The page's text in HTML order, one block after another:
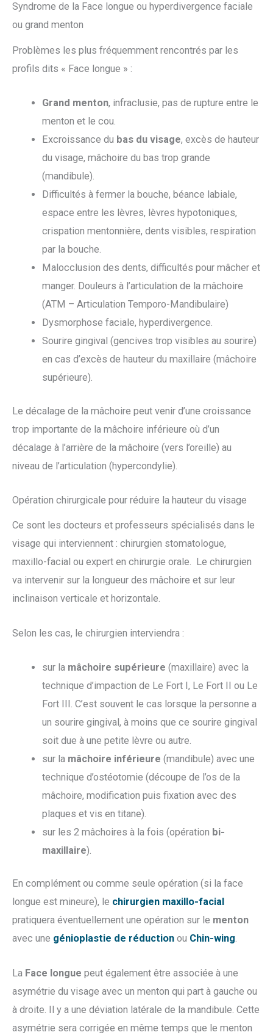
Syndrome de la Face longue ou hyperdivergence faciale
ou grand menton
Problèmes les plus fréquemment rencontrés par les
profils dits « Face longue » :
Grand menton, infraclusie, pas de rupture entre le
menton et le cou.
Excroissance du bas du visage, excès de hauteur
du visage, mâchoire du bas trop grande
(mandibule).
Difficultés à fermer la bouche, béance labiale,
espace entre les lèvres, lèvres hypotoniques,
crispation mentonnière, dents visibles, respiration
par la bouche.
Malocclusion des dents, difficultés pour mâcher et
manger. Douleurs à l’articulation de la mâchoire
(ATM – Articulation Temporo-Mandibulaire)
Dysmorphose faciale, hyperdivergence.
Sourire gingival (gencives trop visibles au sourire)
en cas d’excès de hauteur du maxillaire (mâchoire
supérieure).
Le décalage de la mâchoire peut venir d’une croissance
trop importante de la mâchoire inférieure où d’un
décalage à l’arrière de la mâchoire (vers l’oreille) au
niveau de l’articulation (hypercondylie).
Opération chirurgicale pour réduire la hauteur du visage
Ce sont les docteurs et professeurs spécialisés dans le
visage qui interviennent : chirurgien stomatologue,
maxillo-facial ou expert en chirurgie orale. Le chirurgien
va intervenir sur la longueur des mâchoire et sur leur
inclinaison verticale et horizontale.
Selon les cas, le chirurgien interviendra :
sur la mâchoire supérieure (maxillaire) avec la
technique d’impaction de Le Fort I, Le Fort II ou Le
Fort III. C’est souvent le cas lorsque la personne a
un sourire gingival, à moins que ce sourire gingival
soit due à une petite lèvre ou autre.
sur la mâchoire inférieure (mandibule) avec une
technique d’ostéotomie (découpe de l’os de la
mâchoire, modification puis fixation avec des
plaques et vis en titane).
sur les 2 mâchoires à la fois (opération bi-
maxillaire).
En complément ou comme seule opération (si la face
longue est mineure), le chirurgien maxillo-facial
pratiquera éventuellement une opération sur le menton
avec une génioplastie de réduction ou Chin-wing.
La Face longue peut également être associée à une
asymétrie du visage avec un menton qui part à gauche ou
à droite. Il y a une déviation latérale de la mandibule. Cette
asymétrie sera corrigée en même temps que le menton